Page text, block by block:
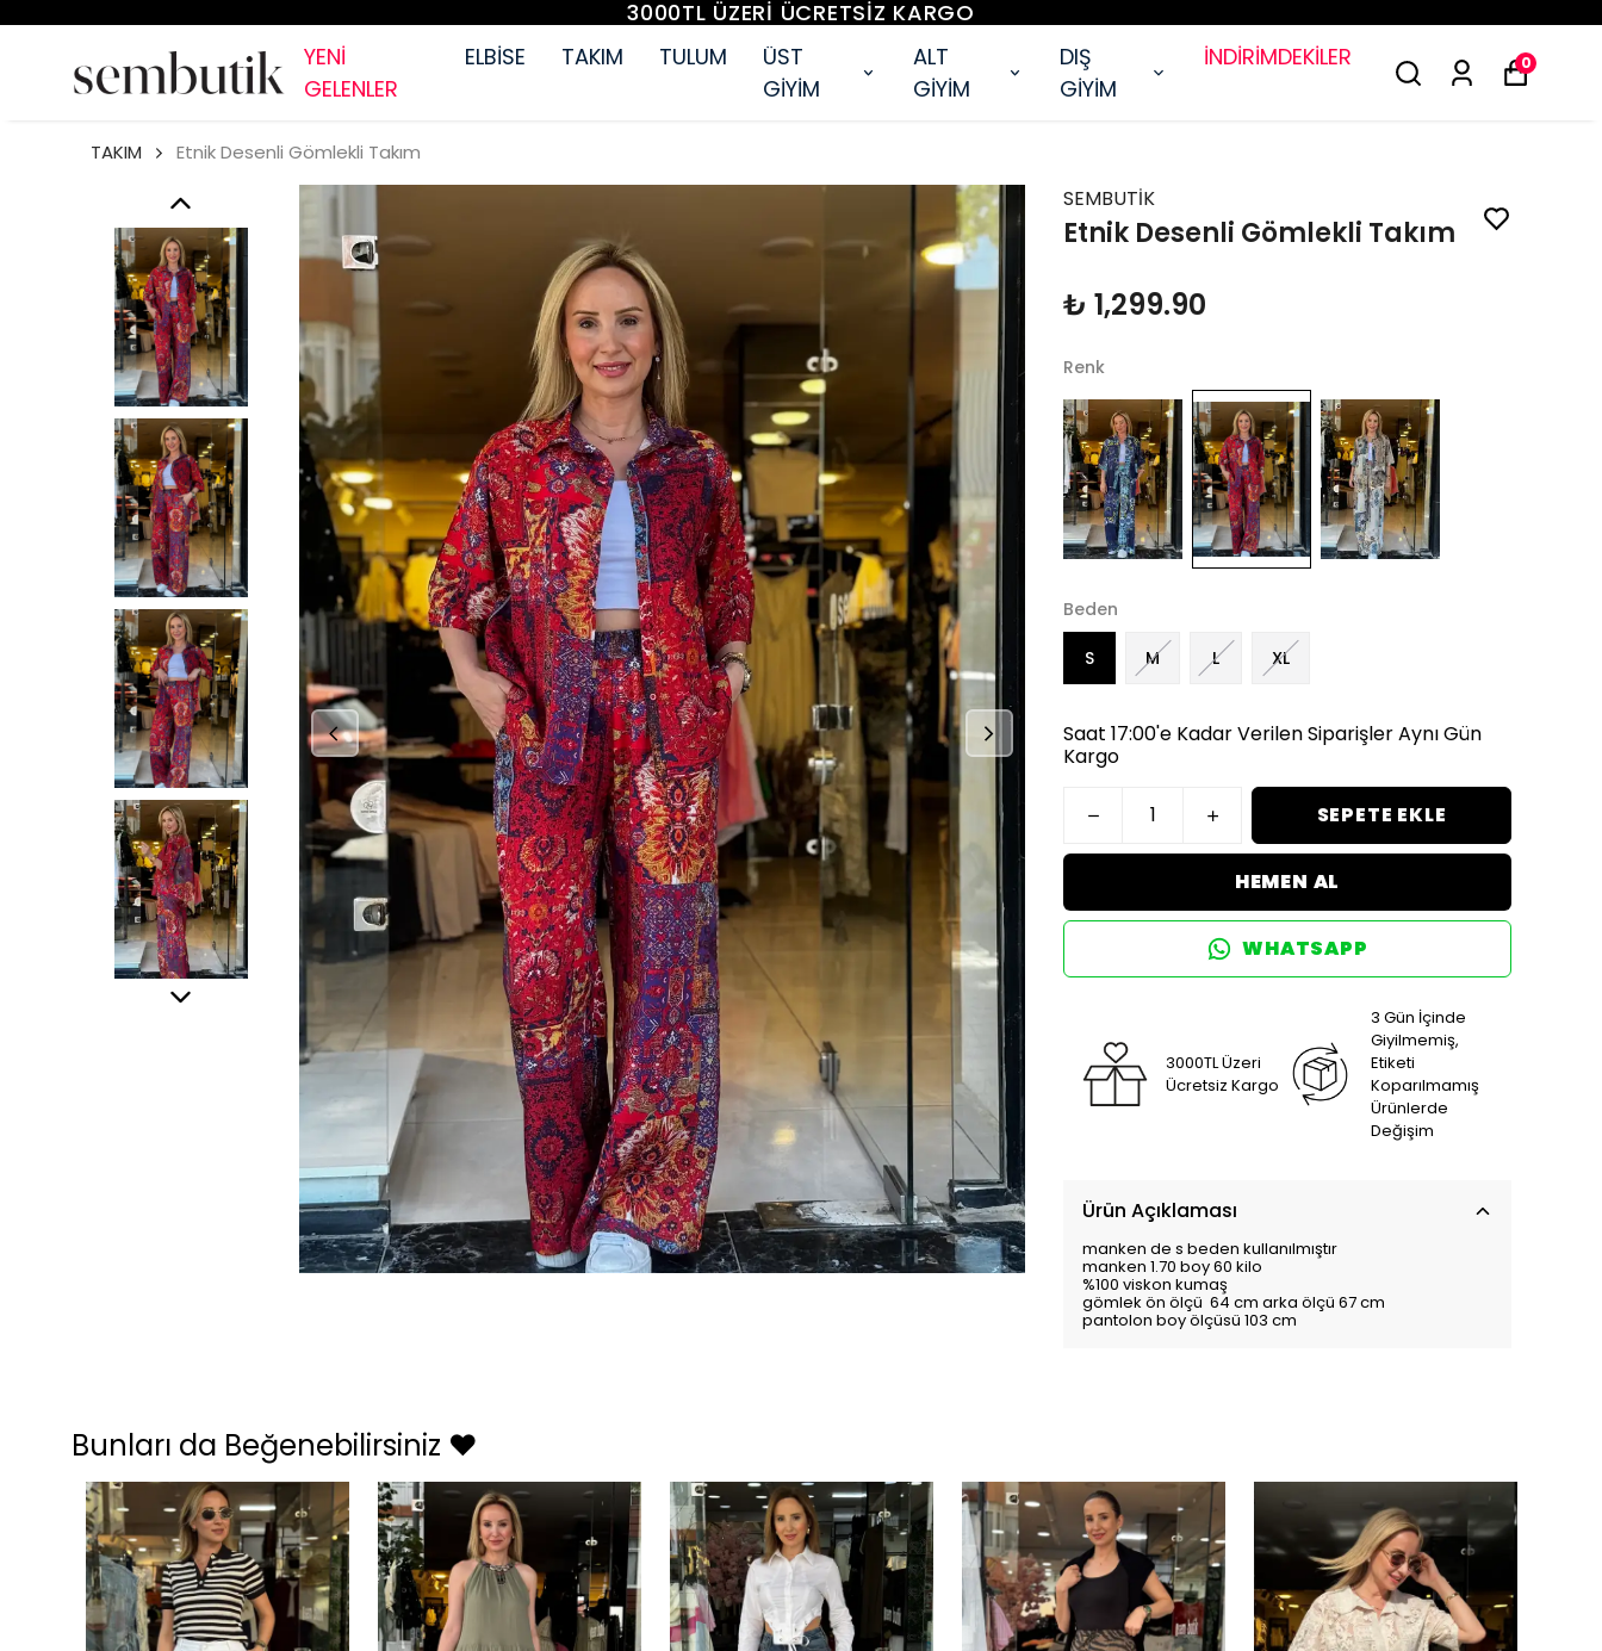
3000TL ÜZERİ ÜCRETSİZ KARGO
YENİ
GELENLER
ELBİSE TAKIM TULUM
ÜST
GİYİM
ALT
GİYİM
DIŞ
GİYİM
İNDİRİMDEKİLER 0
TAKIM Etnik Desenli Gömlekli Takım
SEMBUTİK
Etnik Desenli Gömlekli Takım
₺ 1,299.90
Renk
Beden
S M L XL
Saat 17:00'e Kadar Verilen Siparişler Aynı Gün
Kargo
SEPETE EKLE
HEMEN AL
WHATSAPP
3000TL Üzeri
Ücretsiz Kargo
3 Gün İçinde
Giyilmemiş,
Etiketi
Koparılmamış
Ürünlerde
Değişim
Ürün Açıklaması
manken de s beden kullanılmıştır
manken 1.70 boy 60 kilo
%100 viskon kumaş
gömlek ön ölçü 64 cm arka ölçü 67 cm
pantolon boy ölçüsü 103 cm
Bunları da Beğenebilirsiniz ❤️